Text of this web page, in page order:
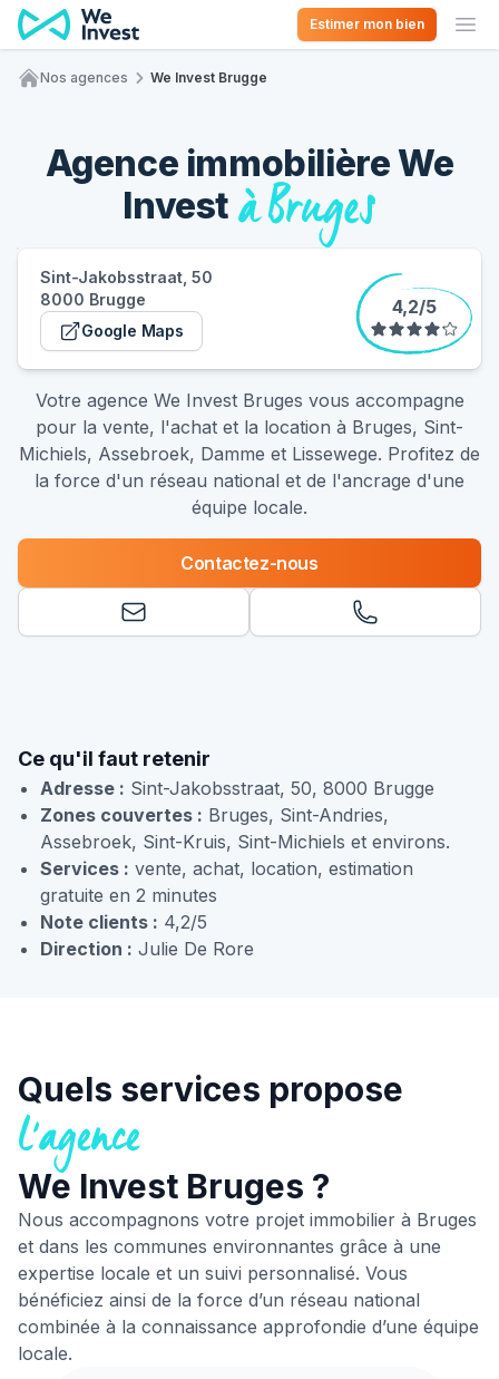
Aller au contenu
Estimer mon bien
Nos agences We Invest Brugge
Agence immobilière We
Investà Bruges
Votre agence We Invest Bruges vous accompagne
pour la vente, l'achat et la location à Bruges, Sint-
Michiels, Assebroek, Damme et Lissewege. Profitez de
la force d'un réseau national et de l'ancrage d'une
équipe locale.
Contactez-nous
Sint-Jakobsstraat, 50
8000 Brugge
Google Maps
(s'ouvre dans un nouvel onglet)
4,2/5
Ce qu'il faut retenir
Adresse : Sint-Jakobsstraat, 50, 8000 Brugge
Zones couvertes : Bruges, Sint-Andries,
Assebroek, Sint-Kruis, Sint-Michiels et environs.
Services : vente, achat, location, estimation
gratuite en 2 minutes
Note clients : 4,2/5
Direction : Julie De Rore
Quels services propose
l'agence
We Invest Bruges ?
Nous accompagnons votre projet immobilier à Bruges
et dans les communes environnantes grâce à une
expertise locale et un suivi personnalisé. Vous
bénéficiez ainsi de la force d’un réseau national
combinée à la connaissance approfondie d’une équipe
locale.